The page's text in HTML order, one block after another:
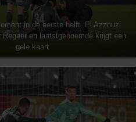
in de eerste helft. El Azzouzi
Regeer en laatstgenoemde krijgt een
gele kaart